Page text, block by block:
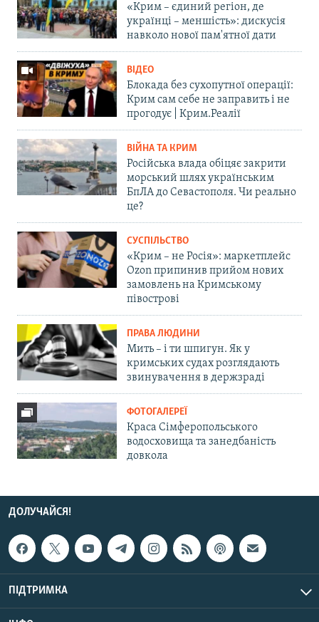
«Крим – єдиний регіон, де
українці – меншість»: дискусія
навколо нової пам'ятної дати
ВІДЕО
Блокада без сухопутної операції:
Крим сам себе не заправить і не
прогодує | Крим.Реалії
ВІЙНА ТА КРИМ
Російська влада обіцяє закрити
морський шлях українським
БпЛА до Севастополя. Чи реально
це?
СУСПІЛЬСТВО
«Крим – не Росія»: маркетплейс
Ozon припинив прийом нових
замовлень на Кримському
півострові
ПРАВА ЛЮДИНИ
Мить – і ти шпигун. Як у
кримських судах розглядають
звинувачення в держзраді
ФОТОГАЛЕРЕЇ
Краса Сімферопольського
водосховища та занедбаність
довкола
ДОЛУЧАЙСЯ!
ПІДТРИМКА